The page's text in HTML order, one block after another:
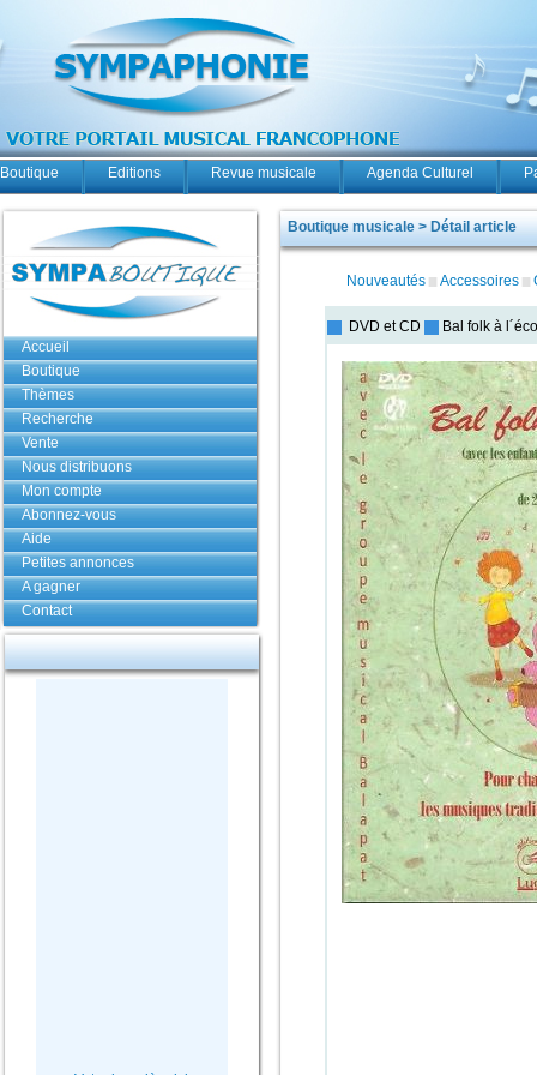
Boutique Editions Revue musicale Agenda Culturel
Accueil
Boutique
Thèmes
Recherche
Vente
Nous distribuons
Mon compte
Abonnez-vous
Aide
Petites annonces
A gagner
Contact
Boutique musicale > Détail article
Nouveautés Accessoires
DVD et CD Bal folk à